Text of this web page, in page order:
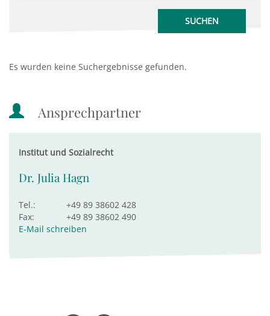
Es wurden keine Suchergebnisse gefunden.
Ansprechpartner
Institut und Sozialrecht
Dr. Julia Hagn
Tel.:
+49 89 38602 428
Fax:
+49 89 38602 490
E-Mail schreiben